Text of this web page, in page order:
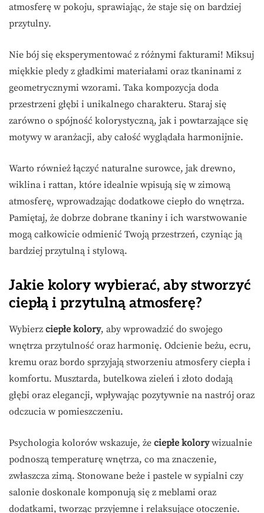
atmosferę w pokoju, sprawiając, że staje się on bardziej
przytulny.
Nie bój się eksperymentować z różnymi fakturami! Miksuj
miękkie pledy z gładkimi materiałami oraz tkaninami z
geometrycznymi wzorami. Taka kompozycja doda
przestrzeni głębi i unikalnego charakteru. Staraj się
zarówno o spójność kolorystyczną, jak i powtarzające się
motywy w aranżacji, aby całość wyglądała harmonijnie.
Warto również łączyć naturalne surowce, jak drewno,
wiklina i rattan, które idealnie wpisują się w zimową
atmosferę, wprowadzając dodatkowe ciepło do wnętrza.
Pamiętaj, że dobrze dobrane tkaniny i ich warstwowanie
mogą całkowicie odmienić Twoją przestrzeń, czyniąc ją
bardziej przytulną i stylową.
Jakie kolory wybierać, aby stworzyć
ciepłą i przytulną atmosferę?
Wybierz ciepłe kolory, aby wprowadzić do swojego
wnętrza przytulność oraz harmonię. Odcienie beżu, ecru,
kremu oraz bordo sprzyjają stworzeniu atmosfery ciepła i
komfortu. Musztarda, butelkowa zieleń i złoto dodają
głębi oraz elegancji, wpływając pozytywnie na nastrój oraz
odczucia w pomieszczeniu.
Psychologia kolorów wskazuje, że ciepłe kolorywizualnie
podnoszą temperaturę wnętrza, co ma znaczenie,
zwłaszcza zimą. Stonowane beże i pastele w sypialni czy
salonie doskonale komponują się z meblami oraz
dodatkami, tworząc przyjemne i relaksujące otoczenie.